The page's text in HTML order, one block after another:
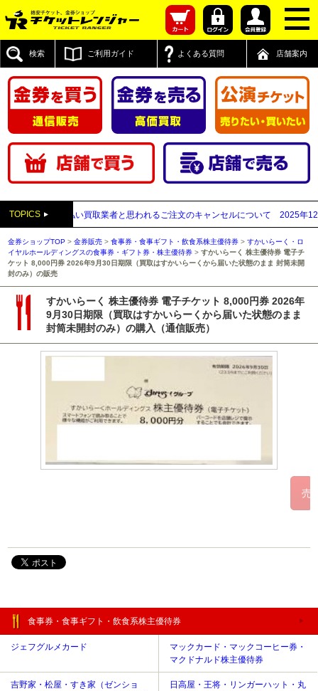
検索 ご利用ガイド よくある質問 店舗案内
TOPICS
付先が先払い買取業者と思われるご注文のキャンセルについて 2025年12月05
金券ショップTOP >金券販売 >食事券・食事ギフト・飲食系株主優待券 >すかいらーく・ロ
イヤルホールディングスの食事券・ギフト券・株主優待券 >すかいらーく 株主優待券 電子チ
ケット 8,000円券 2026年9月30日期限（買取はすかいらーくから届いた状態のまま 封筒未開
封のみ）の販売
すかいらーく 株主優待券 電子チケット 8,000円券 2026年
9月30日期限（買取はすかいらーくから届いた状態のまま
封筒未開封のみ）の購入（通信販売）
食事券・食事ギフト・飲食系株主優待券
ジェフグルメカード
マックカード・マックコーヒー券・
マクドナルド株主優待券
吉野家・松屋・すき家（ゼンショ
日高屋・王将・リンガーハット・丸